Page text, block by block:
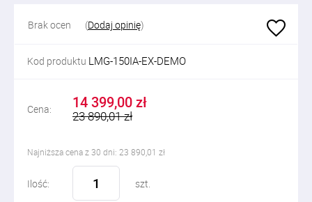
Brak ocen (Dodaj opinię)
Kod produktu LMG-150IA-EX-DEMO
Cena: 14 399,00 zł
23 890,01 zł
Najniższa cena z 30 dni: 23 890,01 zł
Ilość: szt.